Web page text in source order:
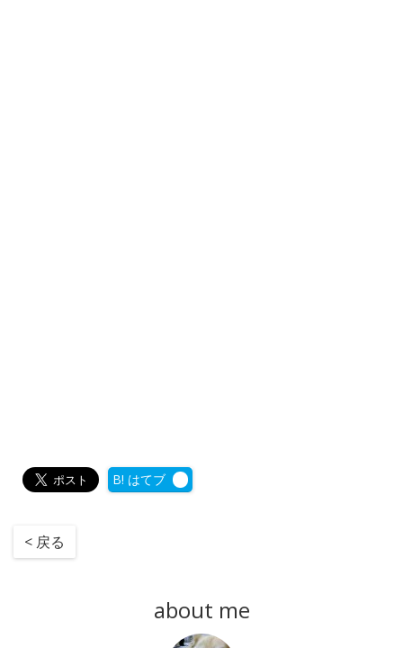
B! はてブ
< 戻る
about me